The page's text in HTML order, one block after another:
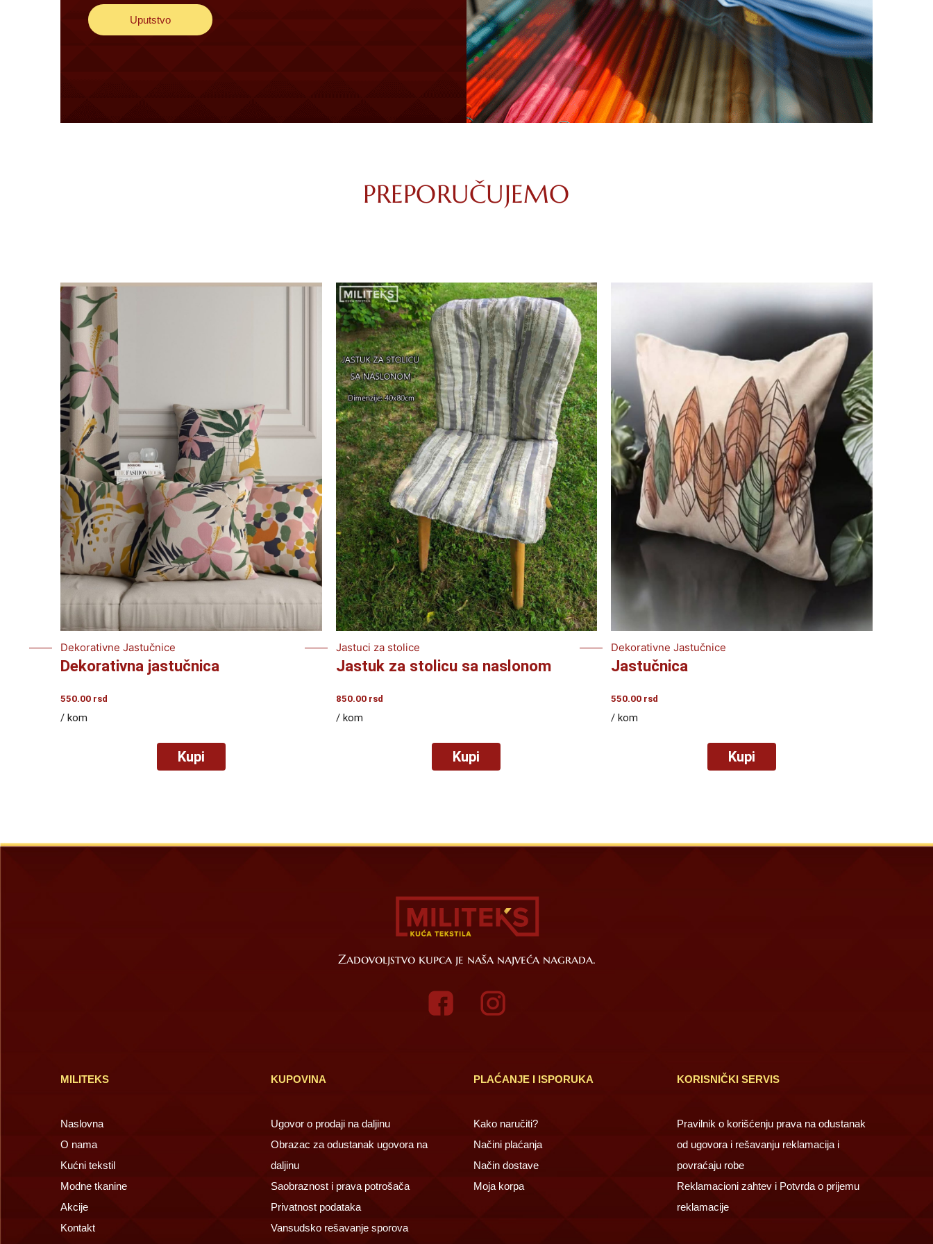
Uputstvo
PREPORUČUJEMO
Dekorativne Jastučnice
Dekorativna jastučnica
550.00 rsd
/ kom
Kupi
Jastuci za stolice
Jastuk za stolicu sa naslonom
850.00rsd
/ kom
Kupi
Dekorativne Jastučnice
Jastučnica
550.00 rsd
/ kom
Kupi
Zadovoljstvo kupca je naša najveća nagrada.
MILITEKS
Naslovna
O nama
Kućni tekstil
Modne tkanine
Akcije
Kontakt
KUPOVINA
Ugovor o prodaji na daljinu
Obrazac za odustanak ugovora na
daljinu
Saobraznost i prava potrošača
Privatnost podataka
Vansudsko rešavanje sporova
PLAĆANJE I ISPORUKA
Kako naručiti?
Načini plaćanja
Način dostave
Moja korpa
KORISNIČKI SERVIS
Pravilnik o korišćenju prava na odustanak
od ugovora i rešavanju reklamacija i
povraćaju robe
Reklamacioni zahtev i Potvrda o prijemu
reklamacije